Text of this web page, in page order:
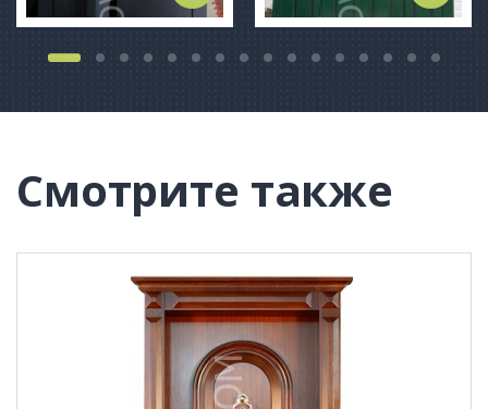
Смотрите также